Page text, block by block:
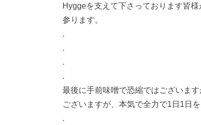
Hyggeを支えて下さっております皆
参ります。
.
.
.
.
最後に手前味噌で恐縮ではございま
ございますが、本気で全力で1日1日
.